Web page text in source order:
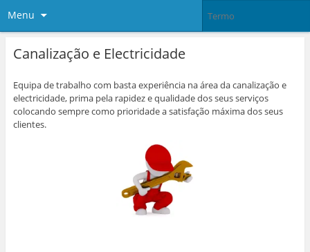
Menu
Canalização e Electricidade
Equipa de trabalho com basta experiência na área da canalização e
electricidade, prima pela rapidez e qualidade dos seus serviços
colocando sempre como prioridade a satisfação máxima dos seus
clientes.